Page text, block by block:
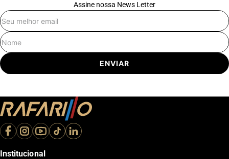
Assine nossa News Letter
ENVIAR
Institucional